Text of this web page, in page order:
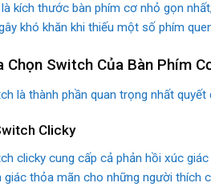
kích thước bàn phím cơ nhỏ gọn
khó khăn khi thiếu một số phím
Chọn Switch Của Bàn Phím
là thành phần quan trọng nhất
Clicky
clicky cung cấp cả phản hồi xúc
giác thỏa mãn cho những người thích